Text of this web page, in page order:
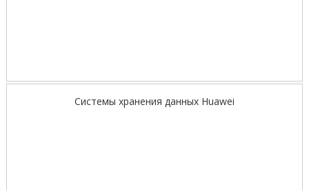
Системы хранения данных Huawei